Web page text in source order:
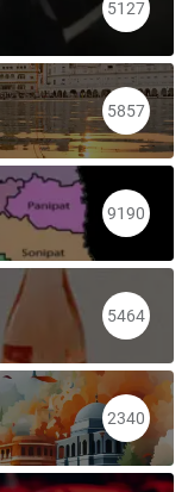
5127
5857
9190
5464
2340